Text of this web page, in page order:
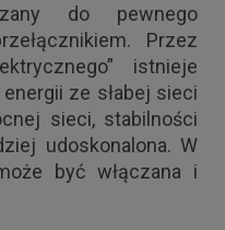
do pewnego
Przez
istnieje
ze słabej sieci
sieci, stabilności
udoskonalona. W
być włączana i